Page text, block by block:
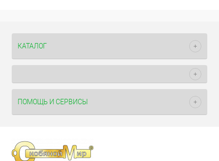
КАТАЛОГ
ПОМОЩЬ И СЕРВИСЫ